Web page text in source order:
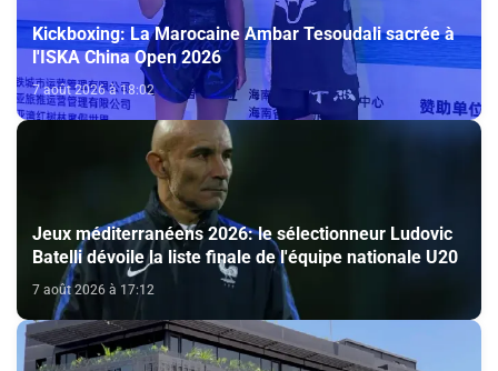
Kickboxing: La Marocaine Ambar Tesoudali sacrée à
l'ISKA China Open 2026
7 août 2026 à 18:02
Jeux méditerranéens 2026: le sélectionneur Ludovic
Batelli dévoile la liste finale de l'équipe nationale U20
7 août 2026 à 17:12